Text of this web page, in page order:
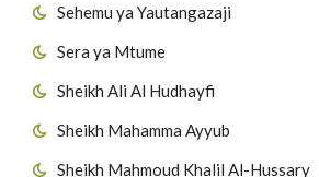
Sehemu ya Yautangazaji
Sera ya Mtume
Sheikh Ali Al Hudhayfi
Sheikh Mahamma Ayyub
Sheikh Mahmoud Khalil Al-Hussary